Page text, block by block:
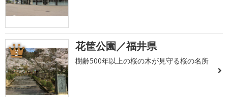
3 花筐公園／福井県
樹齢500年以上の桜の木が見守る桜の名所